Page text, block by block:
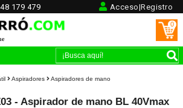
179 479 Acceso|Registro
0
Aspiradores Aspiradores de mano
- Aspirador de mano BL 40Vmax